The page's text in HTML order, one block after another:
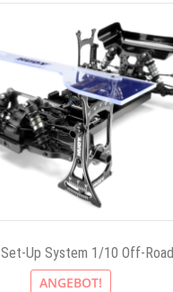
Set-Up System 1/10 Off-Road
ANGEBOT!